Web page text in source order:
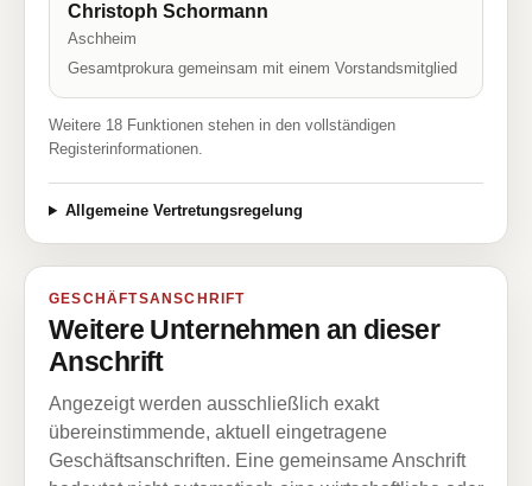
Christoph Schormann
Aschheim
Gesamtprokura gemeinsam mit einem Vorstandsmitglied
Weitere 18 Funktionen stehen in den vollständigen
Registerinformationen.
Allgemeine Vertretungsregelung
GESCHÄFTSANSCHRIFT
Weitere Unternehmen an dieser
Anschrift
Angezeigt werden ausschließlich exakt
übereinstimmende, aktuell eingetragene
Geschäftsanschriften. Eine gemeinsame Anschrift